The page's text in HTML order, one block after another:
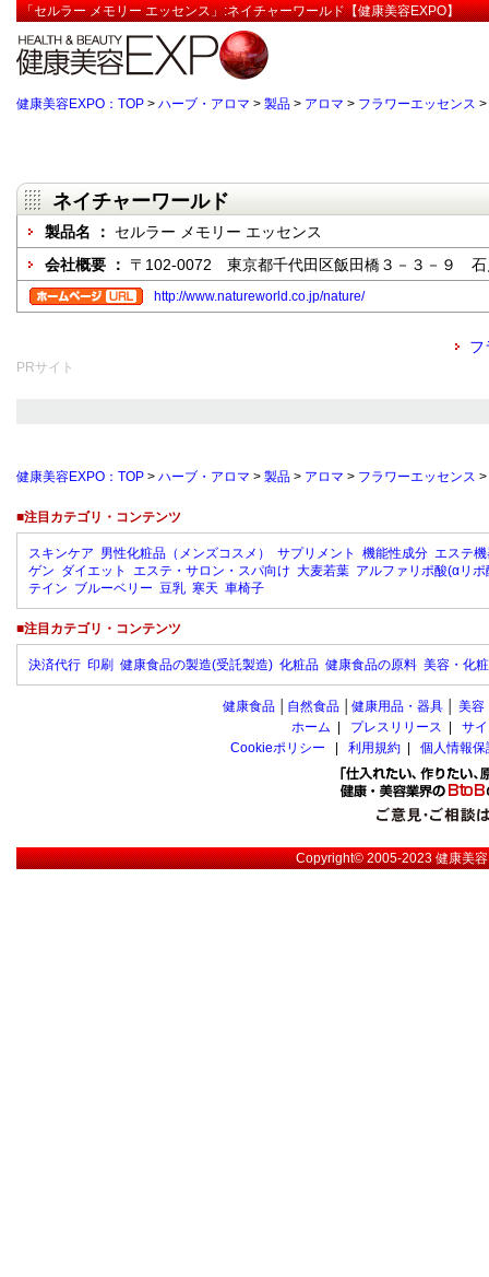
「セルラー メモリー エッセンス」:ネイチャーワールド【健康美容EXPO】
健康美容EXPO：TOP > ハーブ・アロマ > 製品 > アロマ > フラワーエッセンス >
ネイチャーワールド
製品名 ： セルラー メモリー エッセンス
会社概要 ： 〒102-0072 東京都千代田区飯田橋３－３－９ 石
http://www.natureworld.co.jp/nature/
フ
PRサイト
健康美容EXPO：TOP > ハーブ・アロマ > 製品 > アロマ > フラワーエッセンス >
■注目カテゴリ・コンテンツ
スキンケア 男性化粧品（メンズコスメ） サプリメント 機能性成分 エステ
ゲン ダイエット エステ・サロン・スパ向け 大麦若葉 アルファリポ酸(αリポ
テイン ブルーベリー 豆乳 寒天 車椅子
■注目カテゴリ・コンテンツ
決済代行 印刷 健康食品の製造(受託製造) 化粧品 健康食品の原料 美容・化
健康食品 自然食品 健康用品・器具 美容
ホーム
プレスリリース
サ
Cookieポリシー
利用規約 個人情報
Copyright© 2005-2023健康美